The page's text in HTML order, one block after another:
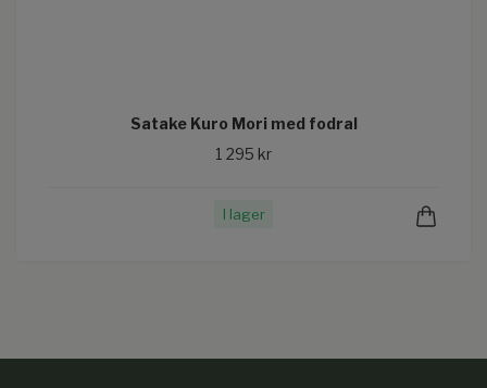
Satake Kuro Mori med fodral
1 295 kr
I lager